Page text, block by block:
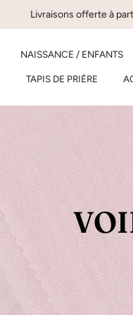
Livraisons offerte à
NAISSANCE / ENFANTS
TAPIS DE PRIÈRE